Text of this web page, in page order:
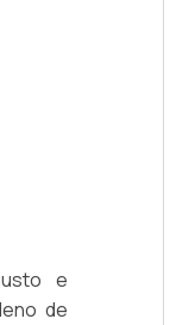
sem
e
de